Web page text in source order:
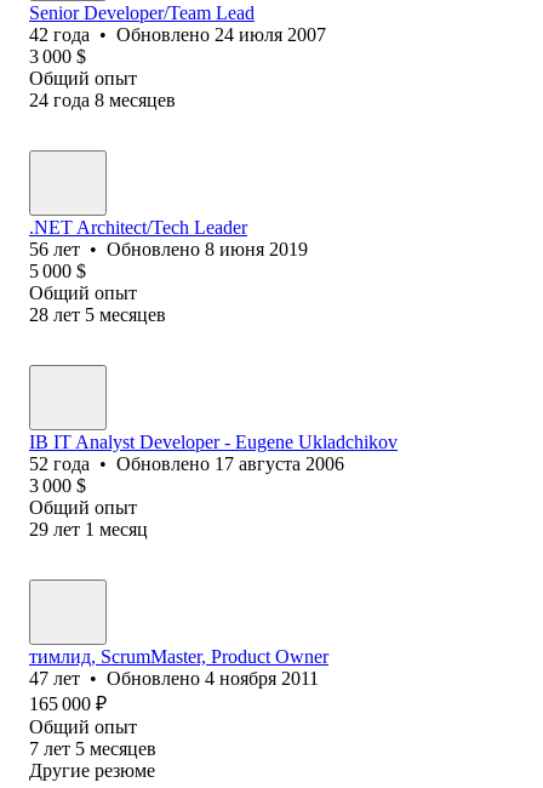
Senior Developer/Team Lead
42 года • Обновлено 24 июля 2007
3 000 $
Общий опыт
24 года 8 месяцев
.NET Architect/Tech Leader
56 лет • Обновлено 8 июня 2019
5 000 $
Общий опыт
28 лет 5 месяцев
IB IT Analyst Developer - Eugene Ukladchikov
52 года • Обновлено 17 августа 2006
3 000 $
Общий опыт
29 лет 1 месяц
тимлид, ScrumMaster, Product Owner
47 лет • Обновлено 4 ноября 2011
165 000 ₽
Общий опыт
7 лет 5 месяцев
Другие резюме